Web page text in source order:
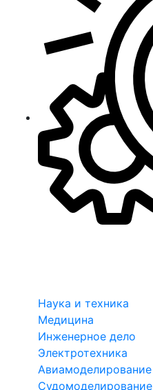
Наука и техника
Медицина
Инженерное дело
Электротехника
Авиамоделирование
Судомоделирование